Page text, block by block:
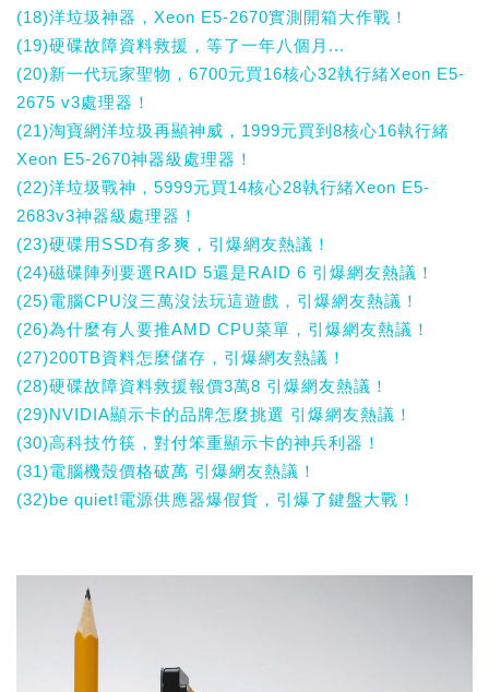
(18)洋垃圾神器，Xeon E5-2670實測開箱大作戰！
(19)硬碟故障資料救援，等了一年八個月...
(20)新一代玩家聖物，6700元買16核心32執行緒Xeon E5-
2675 v3處理器！
(21)淘寶網洋垃圾再顯神威，1999元買到8核心16執行緒
Xeon E5-2670神器級處理器！
(22)洋垃圾戰神，5999元買14核心28執行緒Xeon E5-
2683v3神器級處理器！
(23)硬碟用SSD有多爽，引爆網友熱議！
(24)磁碟陣列要選RAID 5還是RAID 6 引爆網友熱議！
(25)電腦CPU沒三萬沒法玩這遊戲，引爆網友熱議！
(26)為什麼有人要推AMD CPU菜單，引爆網友熱議！
(27)200TB資料怎麼儲存，引爆網友熱議！
(28)硬碟故障資料救援報價3萬8 引爆網友熱議！
(29)NVIDIA顯示卡的品牌怎麼挑選 引爆網友熱議！
(30)高科技竹筷，對付笨重顯示卡的神兵利器！
(31)電腦機殼價格破萬 引爆網友熱議！
(32)be quiet!電源供應器爆假貨，引爆了鍵盤大戰！